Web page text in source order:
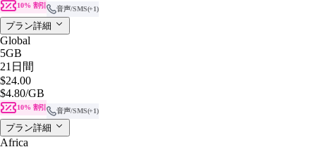
10% 割引 音声/SMS(+1)
プラン詳細
Global
5GB
21日間
$24.00
$4.80/GB
10% 割引 音声/SMS(+1)
プラン詳細
Africa